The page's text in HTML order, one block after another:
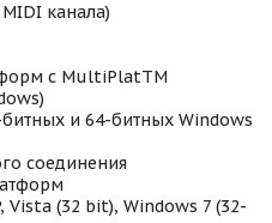
канала)
с MultiPlatTM
и 64-битных Windows
соединения
Vista (32 bit), Windows 7 (32-